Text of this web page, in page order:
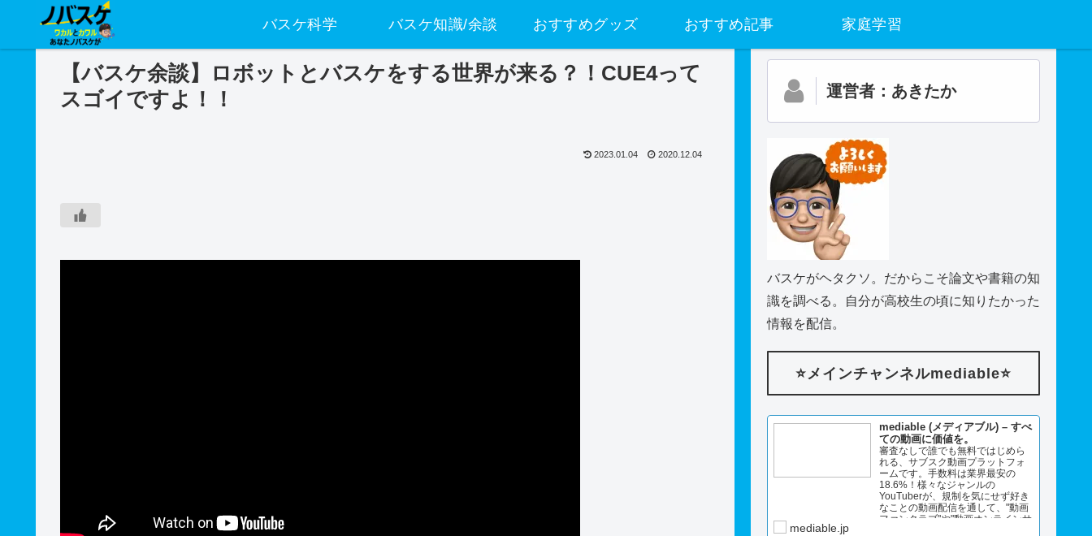
バスケ科学 バスケ知識/余談 おすすめグッズ おすすめ記事 家庭学習
【バスケ余談】ロボットとバスケをする世界が来る？！CUE4って
スゴイですよ！！
2023.01.04 2020.12.04
運営者：あきたか
バスケがヘタクソ。だからこそ論文や書籍の知
識を調べる。自分が高校生の頃に知りたかった
情報を配信。
⭐️メインチャンネルmediable⭐️
mediable (メディアブル) – すべ
ての動画に価値を。
審査なしで誰でも無料ではじめら
れる、サブスク動画プラットフォ
ームです。手数料は業界最安の
18.6%！様々なジャンルの
YouTuberが、規制を気にせず好き
なことの動画配信を通して、"動画
ファンクラブ"や"動画オンラインサ
mediable.jp